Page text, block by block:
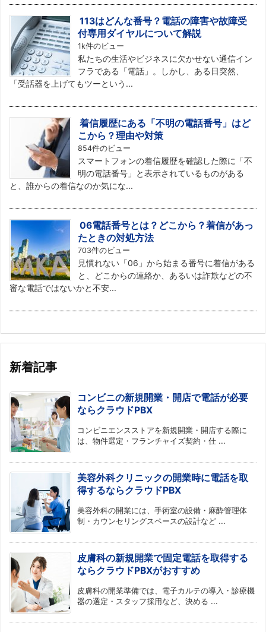
113はどんな番号？電話の障害や故障受
付専用ダイヤルについて解説
1k件のビュー
私たちの生活やビジネスに欠かせない通信イン
フラである「電話」。しかし、ある日突然、
「受話器を上げてもツーという...
着信履歴にある「不明の電話番号」はど
こから？理由や対策
854件のビュー
スマートフォンの着信履歴を確認した際に「不
明の電話番号」と表示されているものがある
と、誰からの着信なのか気にな...
06電話番号とは？どこから？着信があっ
たときの対処方法
703件のビュー
見慣れない「06」から始まる番号に着信がある
と、どこからの連絡か、あるいは詐欺などの不
審な電話ではないかと不安...
新着記事
コンビニの新規開業・開店で電話が必要
ならクラウドPBX
コンビニエンスストアを新規開業・開店する際に
は、物件選定・フランチャイズ契約・仕 ...
美容外科クリニックの開業時に電話を取
得するならクラウドPBX
美容外科の開業には、手術室の設備・麻酔管理体
制・カウンセリングスペースの設計など ...
皮膚科の新規開業で固定電話を取得する
ならクラウドPBXがおすすめ
皮膚科の開業準備では、電子カルテの導入・診療機
器の選定・スタッフ採用など、決める ...